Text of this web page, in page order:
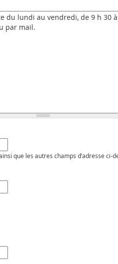
que les autres champs d’adresse ci-